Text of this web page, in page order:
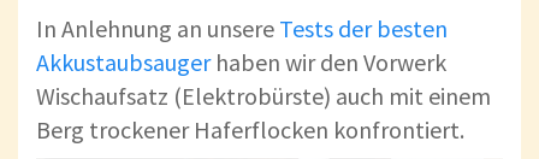
In Anlehnung an unsere Tests der besten
Akkustaubsaugerhaben wir den Vorwerk
Wischaufsatz (Elektrobürste) auch mit einem
Berg trockener Haferflocken konfrontiert.